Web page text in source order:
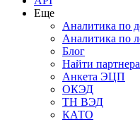
Еще
Аналитика по
Аналитика по
Блог
Найти партнера
Анкета ЭЦП
ОКЭД
ТН ВЭД
КАТО